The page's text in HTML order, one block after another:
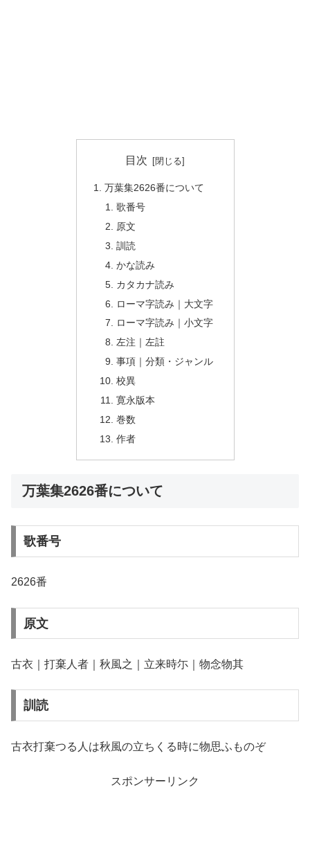
目次
万葉集2626番について
歌番号
原文
訓読
かな読み
カタカナ読み
ローマ字読み｜大文字
ローマ字読み｜小文字
左注｜左註
事項｜分類・ジャンル
校異
寛永版本
巻数
作者
万葉集2626番について
歌番号
2626番
原文
古衣｜打棄人者｜秋風之｜立来時尓｜物念物其
訓読
古衣打棄つる人は秋風の立ちくる時に物思ふものぞ
スポンサーリンク